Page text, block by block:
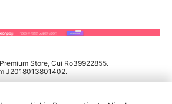
Store, Cui Ro39922855.
J2018013801402.